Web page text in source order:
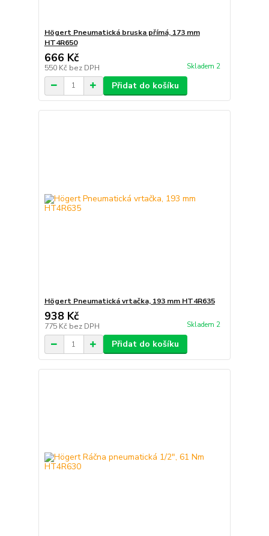
Högert Pneumatická bruska přímá, 173 mm
HT4R650
666 Kč
550 Kč bez DPH Skladem 2
Přidat do košíku
Högert Pneumatická vrtačka, 193 mm HT4R635
938 Kč
775 Kč bez DPH Skladem 2
Přidat do košíku